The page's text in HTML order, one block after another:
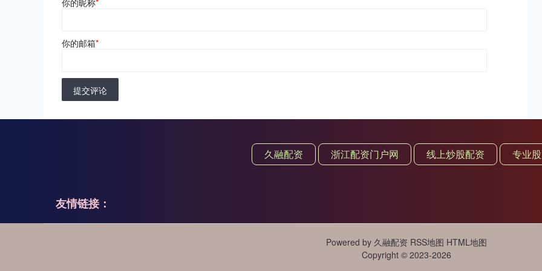
你的邮箱*
提交评论
久融配资 浙江配资门户网 线上炒股配资 专业
友情链接：
Powered by 久融配资 RSS地图 HTML地图
Copyright © 2023-2026